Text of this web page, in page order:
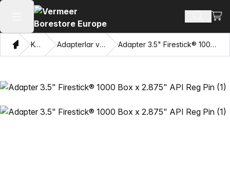
Asosiy menyuni ochish
Bosh sahifa
Katalog Adapterlar va Pulling Eyes Adapter 3.5" Firestick® 1000 Box x 2.875" API Reg Pin